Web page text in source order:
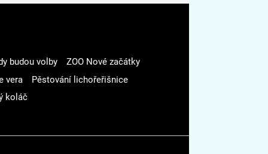
budou volby
ZOO Nové začátky
vera
Pěstování lichořeřišnice
koláč